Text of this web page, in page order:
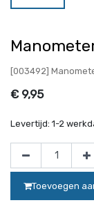
[003492]
€ 9,95
Levertijd: 1-2
Toevoegen